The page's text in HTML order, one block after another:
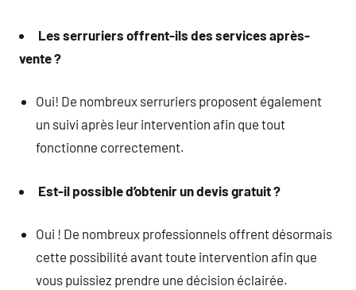
Les serruriers offrent-ils des services après-
vente ?
Oui! De nombreux serruriers proposent également
un suivi après leur intervention afin que tout
fonctionne correctement.
Est-il possible d’obtenir un devis gratuit ?
Oui ! De nombreux professionnels offrent désormais
cette possibilité avant toute intervention afin que
vous puissiez prendre une décision éclairée.